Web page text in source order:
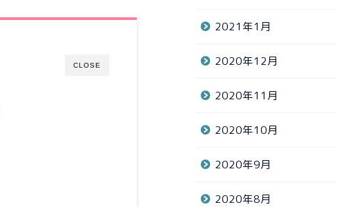
CLOSE
2021年1月
2020年12月
2020年11月
2020年10月
2020年9月
2020年8月